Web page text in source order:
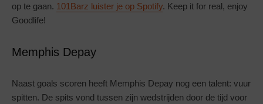
op te gaan. 101Barz luister je op Spotify. Keep it for real, enjoy
Goodlife!
Memphis Depay
Naast goals scoren heeft Memphis Depay nog een talent: vuur
spitten. De spits vond tussen zijn wedstrijden door de tijd voor